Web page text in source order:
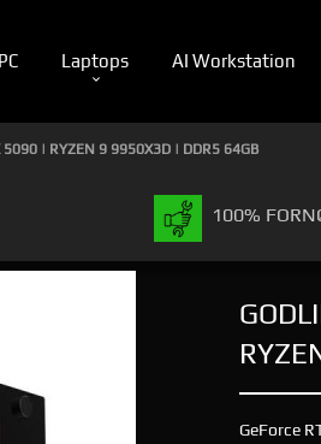
Laptops AI Workstation
5090 | RYZEN 9 9950X3D | DDR5 64GB
100%
GeForce